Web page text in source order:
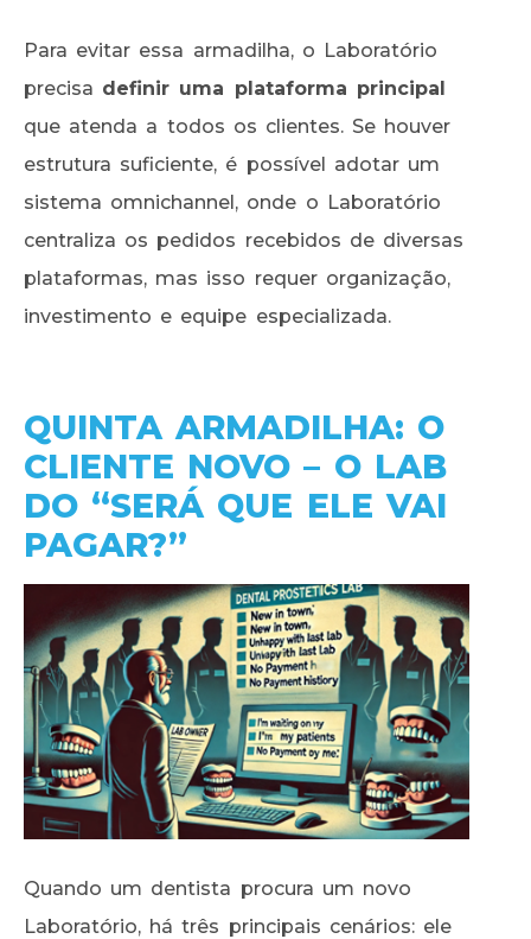
Para evitar essa armadilha, o Laboratório
precisa definir uma plataforma principal
que atenda a todos os clientes. Se houver
estrutura suficiente, é possível adotar um
sistema omnichannel, onde o Laboratório
centraliza os pedidos recebidos de diversas
plataformas, mas isso requer organização,
investimento e equipe especializada.
QUINTA ARMADILHA: O
CLIENTE NOVO – O LAB
DO “SERÁ QUE ELE VAI
PAGAR?”
Quando um dentista procura um novo
Laboratório, há três principais cenários: ele